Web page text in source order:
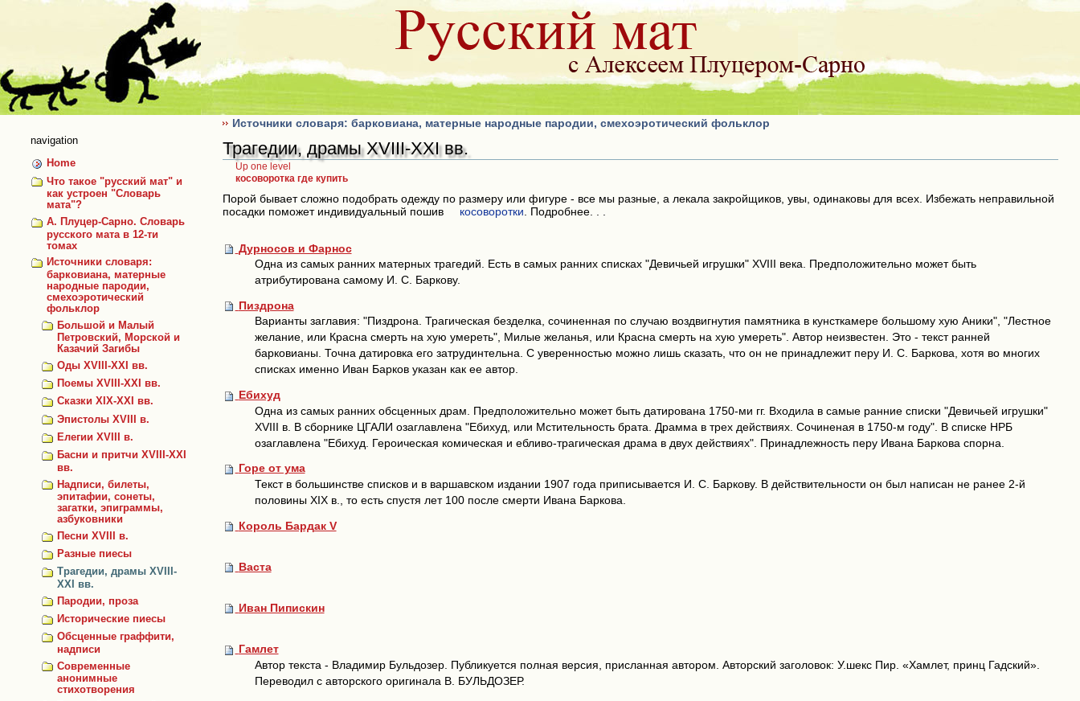
navigation
Home
Что такое "русский мат" и
как устроен "Словарь
мата"?
А. Плуцер-Сарно. Словарь
русского мата в 12-ти
томах
Источники словаря:
барковиана, матерные
народные пародии,
смехоэротический
фольклор
Большой и Малый
Петровский, Морской и
Казачий Загибы
Оды XVIII-XXI вв.
Поемы XVIII-XXI вв.
Сказки ХIХ-XXI вв.
Эпистолы XVIII в.
Елегии XVIII в.
Басни и притчи XVIII-ХХI
вв.
Надписи, билеты,
эпитафии, сонеты,
загатки, эпиграммы,
азбуковники
Песни XVIII в.
Разные пиесы
Трагедии, драмы XVIII-
XXI вв.
Пародии, проза
Исторические пиесы
Обсценные граффити,
надписи
Современные
анонимные
стихотворения
Источники словаря: барковиана, матерные народные пародии, смехоэротический фольклор
Трагедии, драмы XVIII-XXI вв.
Up one level
косоворотка где купить
Порой бывает сложно подобрать одежду по размеру или фигуре - все мы разные, а лекала закройщиков, увы, одинаковы для всех. Избежать неправильной
посадки поможет индивидуальный пошив
косоворотки . Подробнее. . .
Дурносов и Фарнос
Одна из самых ранних матерных трагедий. Есть в самых ранних списках "Девичьей игрушки" XVIII века. Предположительно может быть
атрибутирована самому И. С. Баркову.
Пиздрона
Варианты заглавия: "Пиздрона. Трагическая безделка, сочиненная по случаю воздвигнутия памятника в кунсткамере большому хую Аники", "Лестное
желание, или Красна смерть на хую умереть", Милые желанья, или Красна смерть на хую умереть". Автор неизвестен. Это - текст ранней
барковианы. Точна датировка его затрудинтельна. С уверенностью можно лишь сказать, что он не принадлежит перу И. С. Баркова, хотя во многих
списках именно Иван Барков указан как ее автор.
Ебихуд
Одна из самых ранних обсценных драм. Предположительно может быть датирована 1750-ми гг. Входила в самые ранние списки "Девичьей игрушки"
XVIII в. В сборнике ЦГАЛИ озаглавлена "Ебихуд, или Мстительность брата. Драмма в трех действиях. Сочиненая в 1750-м году". В списке НРБ
озаглавлена "Ебихуд. Героическая комическая и ебливо-трагическая драма в двух действиях". Принадлежность перу Ивана Баркова спорна.
Горе от ума
Текст в большинстве списков и в варшавском издании 1907 года приписывается И. С. Баркову. В действительности он был написан не ранее 2-й
половины XIX в., то есть спустя лет 100 после смерти Ивана Баркова.
Король Бардак V
Васта
Иван Пипискин
Гамлет
Автор текста - Владимир Бульдозер. Публикуется полная версия, присланная автором. Авторский заголовок: У.шекс Пир. «Хамлет, принц Гадский».
Переводил с авторского оригинала В. БУЛЬДОЗЕР.